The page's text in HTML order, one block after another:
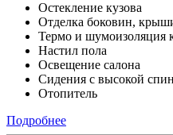
Остекление кузова
Отделка боковин,
Термо и шумоизоляция
Настил пола
Освещение салона
Сидения с высокой
Отопитель
Подробнее